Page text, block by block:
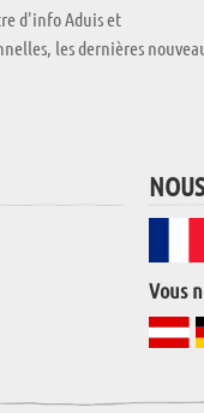
d'info Aduis et
les dernières
Vous